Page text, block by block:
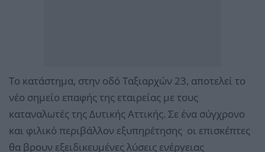
Το κατάστημα, στην οδό Ταξιαρχών 23, αποτελεί το
νέο σημείο επαφής της εταιρείας με τους
καταναλωτές της Δυτικής Αττικής. Σε ένα σύγχρονο
και φιλικό περιβάλλον εξυπηρέτησης οι επισκέπτες
θα βρουν εξειδικευμένες λύσεις ενέργειας